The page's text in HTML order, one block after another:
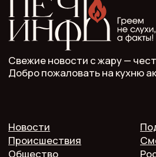
СМИ Печь.Инфо зарегистрировано
в Роскомнадзоре.
Запись в реестре зарегистрированных СМИ:
серия Эл Nº ФС77−89949 oт 15 августа 2025 г.
Главный редактор: Кулькова А.С.
Телефон: 7 952 536 3336
Почта: redaktor.pech.info@yandex.ru
с мнением авторов.
Публичная оферта
Пользовательское соглашение